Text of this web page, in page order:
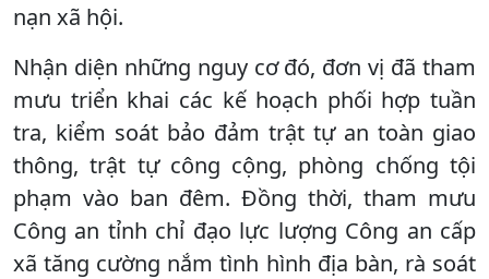
nạn xã hội.
Nhận diện những nguy cơ đó, đơn vị đã tham
mưu triển khai các kế hoạch phối hợp tuần
tra, kiểm soát bảo đảm trật tự an toàn giao
thông, trật tự công cộng, phòng chống tội
phạm vào ban đêm. Đồng thời, tham mưu
Công an tỉnh chỉ đạo lực lượng Công an cấp
xã tăng cường nắm tình hình địa bàn, rà soát